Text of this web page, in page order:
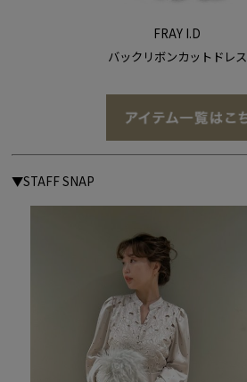
FRAY I.D
バックリボンカットドレス
▼STAFF SNAP